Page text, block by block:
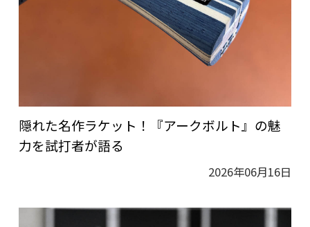
隠れた名作ラケット！『アークボルト』の魅
力を試打者が語る
2026年06月16日